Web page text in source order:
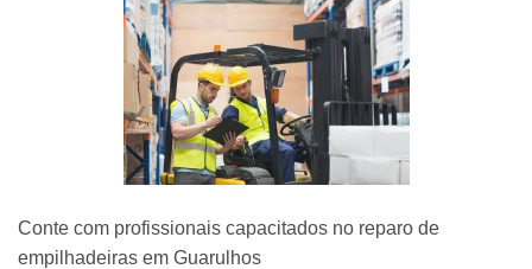
Conte com profissionais capacitados no reparo de
empilhadeiras em Guarulhos